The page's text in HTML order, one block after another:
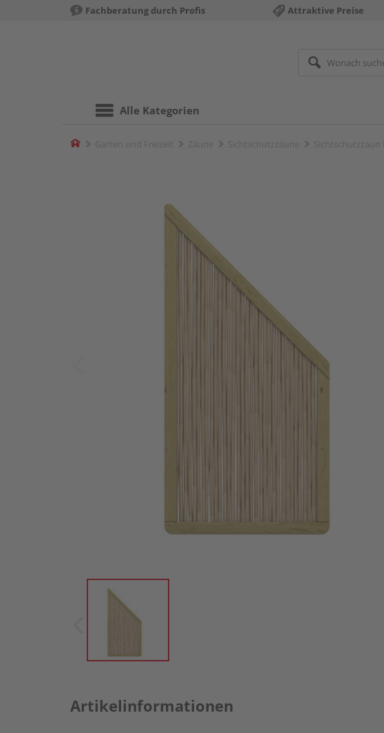
Fachberatung durch Profis Attraktive Preise
Alle Kategorien
Home
Artikelinformationen